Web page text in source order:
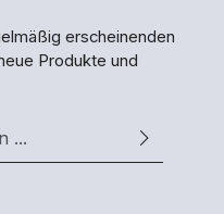
erscheinenden
Produkte und